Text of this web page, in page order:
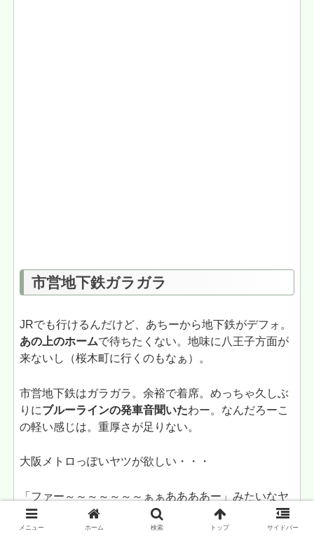
市営地下鉄ガラガラ
JRでも行けるんだけど、あちーから地下鉄がデフォ。
あの上のホームで待ちたくない。地味に八王子方面が
来ないし（桜木町に行くのもなぁ）。
市営地下鉄はガラガラ。余裕で着席。めっちゃ久しぶ
りにブルーラインの発車音聞いたわー。なんだろーこ
の軽い感じは。重厚さが足りない。
大阪メトロっぽいヤツが欲しい・・・
「ファー～～～～～～～ぁぁああああー」みたいなヤ
ツが欲しい。
メニュー ホーム 検索 トップ サイドバー